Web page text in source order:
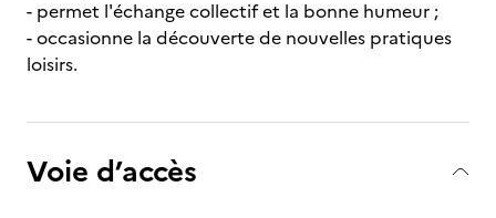
- permet l'échange collectif et la bonne humeur ;
- occasionne la découverte de nouvelles pratiques
loisirs.
Voie d’accès